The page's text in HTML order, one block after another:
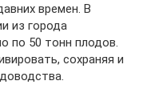
времен. В
из города
по 50 тонн плодов.
сохраняя и